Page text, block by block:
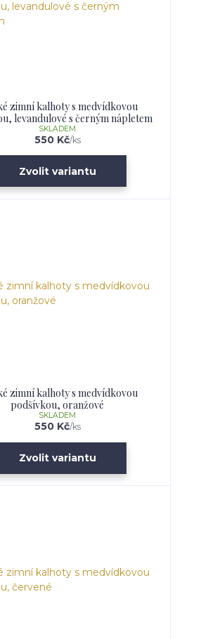
zimní kalhoty s medvídkovou
levandulové s černým nápletem
550 Kč/ks
SKLADEM
Zvolit variantu
zimní kalhoty s medvídkovou
podšívkou, oranžové
550 Kč/ks
SKLADEM
Zvolit variantu